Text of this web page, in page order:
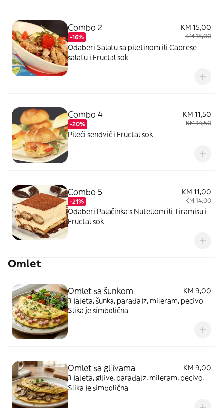
Combo 2
-16%
KM 15,00
KM 18,00
Odaberi Salatu sa piletinom ili Caprese
salatu i Fructal sok
Combo 4
-20%
KM 11,50
KM 14,50
Pileći sendvič i Fructal sok
Combo 5
-21%
KM 11,00
KM 14,00
Odaberi Palačinka s Nutellom ili Tiramisu i
Fructal sok
Omlet
Omlet sa šunkom
KM 9,00
3 jajeta, šunka, paradajz, mileram, pecivo.
Slika je simbolična
Omlet sa gljivama
KM 9,00
3 jajeta, gljive, paradajz, mileram, pecivo.
Slika je simbolična